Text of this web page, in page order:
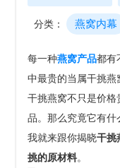
分类： 燕窝内幕
每一种燕窝产品都有
中最贵的当属干挑燕
干挑燕窝不只是价
品。那么究竟它有什
我就来跟你揭晓干挑
挑的原材料。